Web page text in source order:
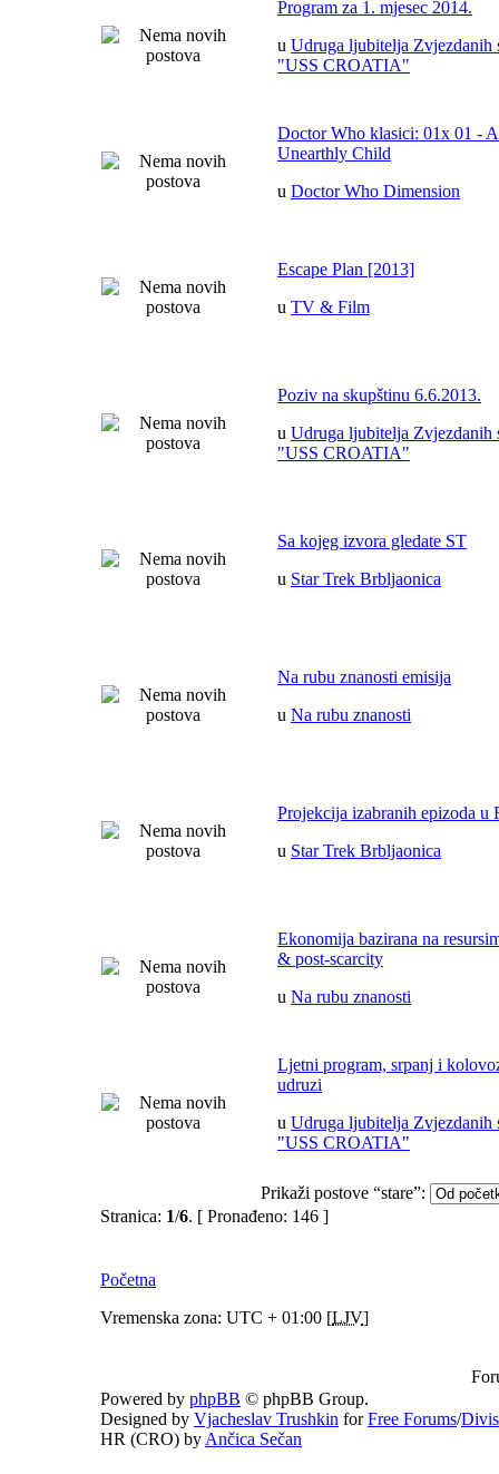
Program za 1. mjesec 2014.
u Udruga ljubitelja Zvjezdanih
"USS CROATIA"
Doctor Who klasici: 01x 01 -
Unearthly Child
u Doctor Who Dimension
Escape Plan [2013]
u TV & Film
Poziv na skupštinu 6.6.2013.
u Udruga ljubitelja Zvjezdanih
"USS CROATIA"
Sa kojeg izvora gledate ST
u Star Trek Brbljaonica
Na rubu znanosti emisija
u Na rubu znanosti
Projekcija izabranih epizoda u
u Star Trek Brbljaonica
Ekonomija bazirana na
& post-scarcity
u Na rubu znanosti
Ljetni program, srpanj i
udruzi
u Udruga ljubitelja Zvjezdanih
"USS CROATIA"
Prikaži postove “stare”:
Stranica: 1/6. [ Pronađeno: 146 ]
Početna
Vremenska zona: UTC + 01:00 [LJV]
Powered by phpBB © phpBB Group.
Designed by Vjacheslav Trushkin forFree Forums/
HR (CRO) by Ančica Sečan